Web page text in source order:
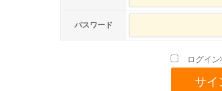
パスワード
ログイ